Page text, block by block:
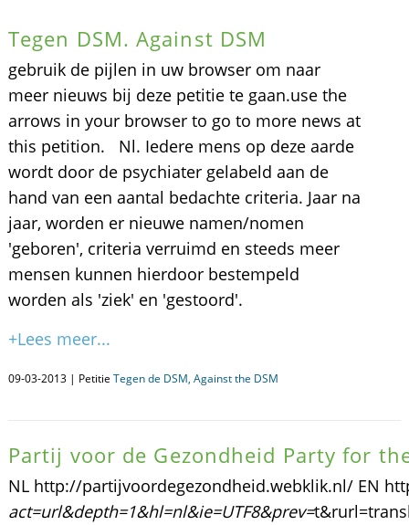
Tegen DSM. Against DSM
gebruik de pijlen in uw browser om naar
meer nieuws bij deze petitie te gaan.use the
arrows in your browser to go to more news at
this petition. Nl. Iedere mens op deze aarde
wordt door de psychiater gelabeld aan de
hand van een aantal bedachte criteria. Jaar na
jaar, worden er nieuwe namen/nomen
'geboren', criteria verruimd en steeds meer
mensen kunnen hierdoor bestempeld
worden als 'ziek' en 'gestoord'.
+Lees meer...
09-03-2013 | Petitie Tegen de DSM, Against the DSM
Partij voor de Gezondheid Party for
NL http://partijvoordegezondheid.webklik.nl/ EN
act=url&depth=1&hl=nl&ie=UTF8&prev=